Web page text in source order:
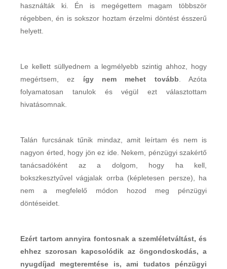
használták ki. Én is megégettem magam többször
régebben, én is sokszor hoztam érzelmi döntést ésszerű
helyett.
Le kellett süllyednem a legmélyebb szintig ahhoz, hogy
megértsem, ez így nem mehet tovább . Azóta
folyamatosan tanulok és végül ezt választottam
hivatásomnak.
Talán furcsának tűnik mindaz, amit leírtam és nem is
nagyon érted, hogy jön ez ide. Nekem, pénzügyi szakértő
tanácsadóként az a dolgom, hogy ha kell,
bokszkesztyűvel vágjalak orrba (képletesen persze), ha
nem a megfelelő módon hozod meg pénzügyi
döntéseidet.
Ezért tartom annyira fontosnak a szemléletváltást, és
ehhez szorosan kapcsolódik az öngondoskodás, a
nyugdíjad megteremtése is, ami tudatos pénzügyi